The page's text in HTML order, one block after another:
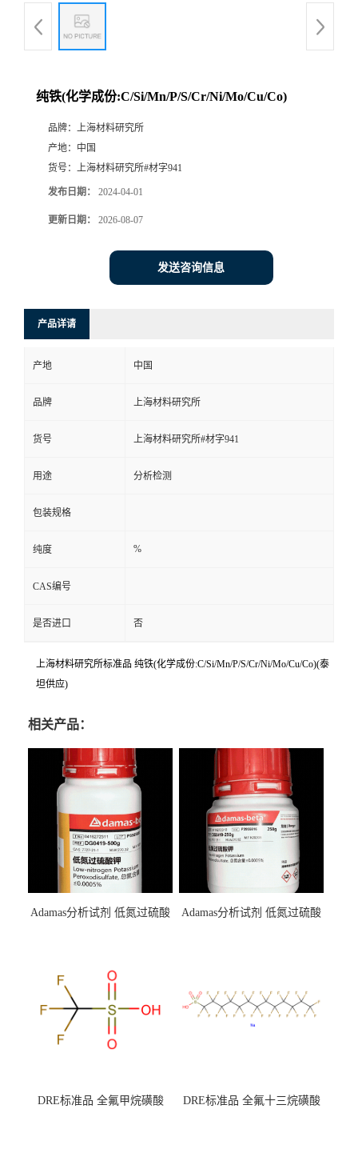
纯铁(化学成份:C/Si/Mn/P/S/Cr/Ni/Mo/Cu/Co)
品牌： 上海材料研究所
产地： 中国
货号： 上海材料研究所#材字941
发布日期： 2024-04-01
更新日期： 2026-08-07
发送咨询信息
产品详请
产地 中国
品牌 上海材料研究所
货号 上海材料研究所#材字941
用途 分析检测
包装规格
纯度 %
CAS编号
是否进口 否
上海材料研究所标准品 纯铁(化学成份:C/Si/Mn/P/S/Cr/Ni/Mo/Cu/Co)(泰
坦供应)
相关产品：
Adamas分析试剂 低氮过硫酸
（泰坦现货供应）
Adamas分析试剂 低氮过硫酸
DRE标准品 全氟甲烷磺酸
DRE标准品 全氟十三烷磺酸